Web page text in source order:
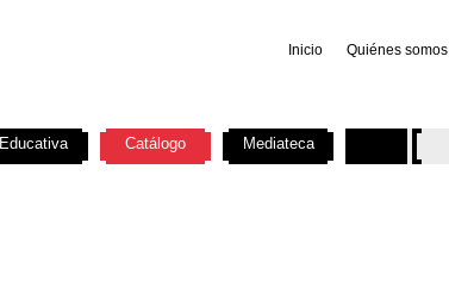
Inicio Quiénes somos
Educativa Catálogo Mediateca